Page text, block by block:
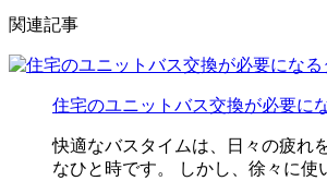
関連記事
住宅のユニットバス交換が必要に
快適なバスタイムは、日々の疲れ
なひと時です。 しかし、徐々に使